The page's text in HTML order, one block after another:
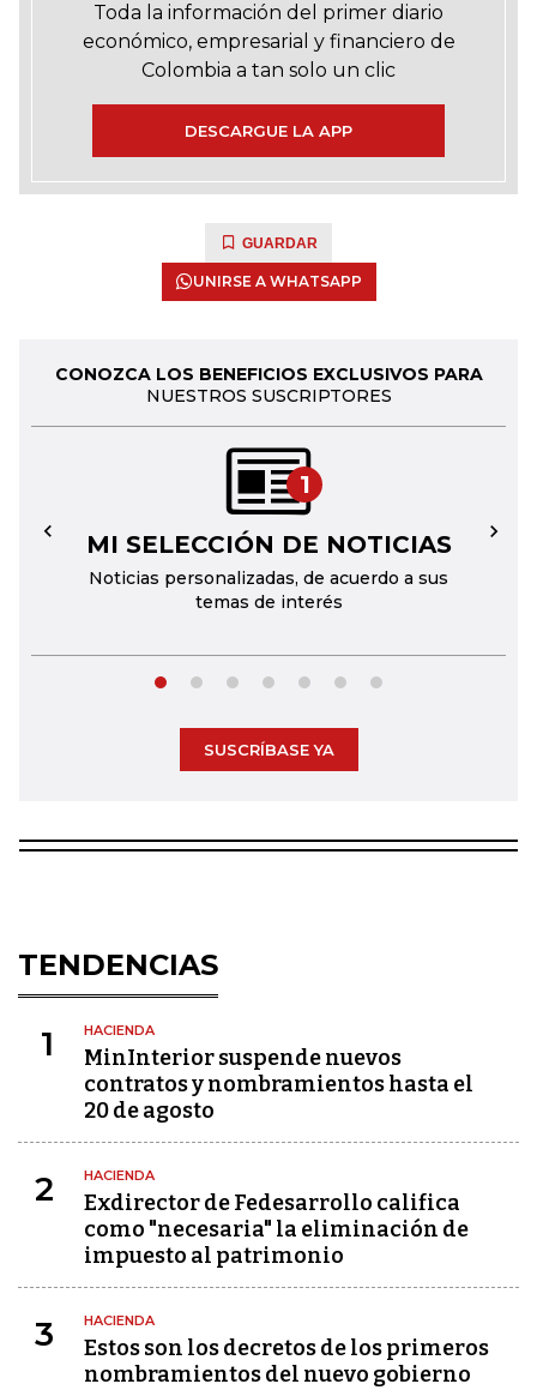
Toda la información del primer diario
económico, empresarial y financiero de
Colombia a tan solo un clic
DESCARGUE LA APP
GUARDAR
UNIRSE A WHATSAPP
CONOZCA LOS BENEFICIOS EXCLUSIVOS PARA
NUESTROS SUSCRIPTORES
1
MI SELECCIÓN DE NOTICIAS
Noticias personalizadas, de acuerdo a sus
temas de interés
← →
SUSCRÍBASE YA
TENDENCIAS
1 HACIENDA
MinInterior suspende nuevos
contratos y nombramientos hasta el
20 de agosto
2 HACIENDA
Exdirector de Fedesarrollo califica
como "necesaria" la eliminación de
impuesto al patrimonio
3 HACIENDA
Estos son los decretos de los primeros
nombramientos del nuevo gobierno